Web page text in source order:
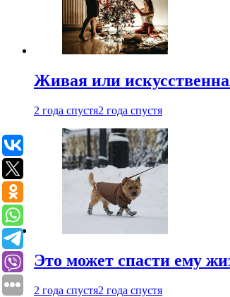
Живая или
2 года спустя2 года спустя
Это может спасти ему
2 года спустя2 года спустя